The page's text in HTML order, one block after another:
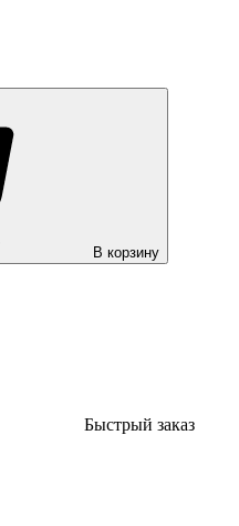
В корзину
Быстрый заказ